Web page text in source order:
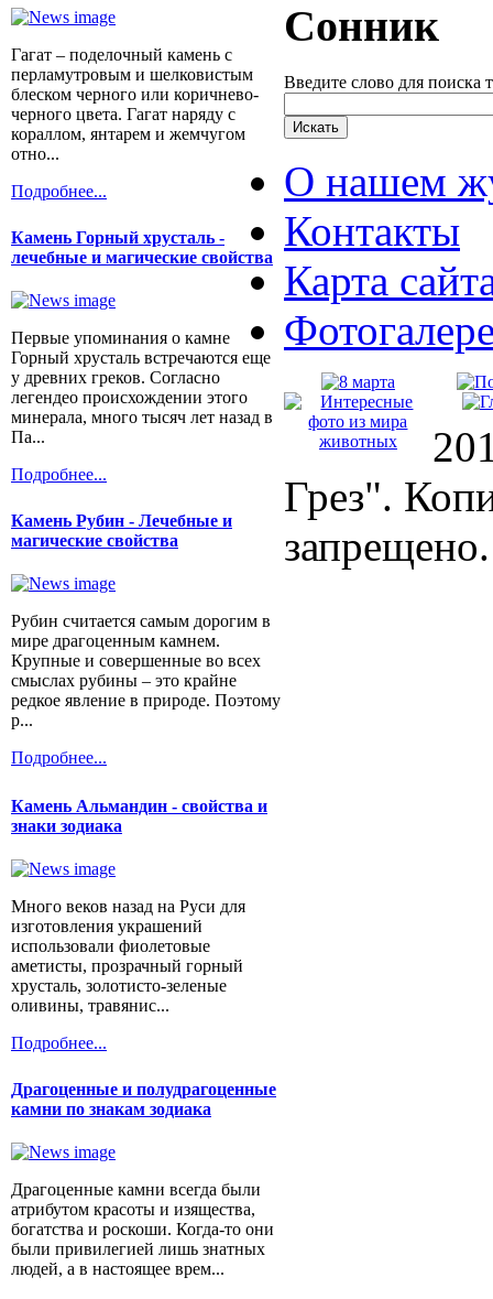
Гагат – поделочный камень с
перламутровым и шелковистым
блеском черного или коричнево-
черного цвета. Гагат наряду с
кораллом, янтарем и жемчугом
отно...
Подробнее...
Камень Горный хрусталь -
лечебные и магические свойства
Первые упоминания о камне
Горный хрусталь встречаются еще
у древних греков. Согласно
легендео происхождении этого
минерала, много тысяч лет назад в
Па...
Подробнее...
Камень Рубин - Лечебные и
магические свойства
Рубин считается самым дорогим в
мире драгоценным камнем.
Крупные и совершенные во всех
смыслах рубины – это крайне
редкое явление в природе. Поэтому
р...
Подробнее...
Камень Альмандин - свойства и
знаки зодиака
Много веков назад на Руси для
изготовления украшений
использовали фиолетовые
аметисты, прозрачный горный
хрусталь, золотисто-зеленые
оливины, травянис...
Подробнее...
Драгоценные и полудрагоценные
камни по знакам зодиака
Драгоценные камни всегда были
атрибутом красоты и изящества,
богатства и роскоши. Когда-то они
были привилегией лишь знатных
людей, а в настоящее врем...
Сонник
Введите слово для поиска
О нашем
Контакты
Карта
Грез".
запрещено.